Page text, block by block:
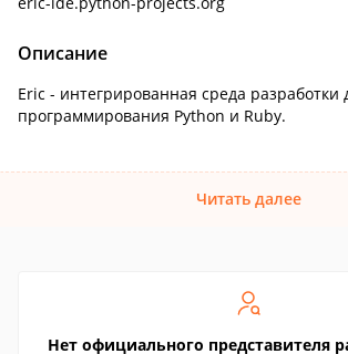
Описание
Eric - интегрированная среда разработки
программирования Python и Ruby.
Читать далее
Нет официального представителя